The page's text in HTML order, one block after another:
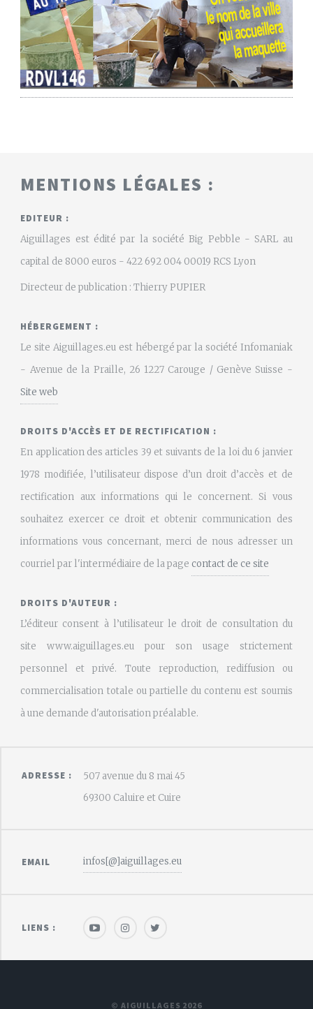
MENTIONS LÉGALES :
EDITEUR :
Aiguillages est édité par la société Big Pebble - SARL au
capital de 8000 euros - 422 692 004 00019 RCS Lyon
Directeur de publication : Thierry PUPIER
HÉBERGEMENT :
Le site Aiguillages.eu est hébergé par la société Infomaniak
- Avenue de la Praille, 26 1227 Carouge / Genève Suisse -
Site web
DROITS D'ACCÈS ET DE RECTIFICATION :
En application des articles 39 et suivants de la loi du 6 janvier
1978 modifiée, l’utilisateur dispose d’un droit d’accès et de
rectification aux informations qui le concernent. Si vous
souhaitez exercer ce droit et obtenir communication des
informations vous concernant, merci de nous adresser un
courriel par l'intermédiaire de la page contact de ce site
DROITS D'AUTEUR :
L’éditeur consent à l’utilisateur le droit de consultation du
site www.aiguillages.eu pour son usage strictement
personnel et privé. Toute reproduction, rediffusion ou
commercialisation totale ou partielle du contenu est soumis
à une demande d'autorisation préalable.
ADRESSE :
507 avenue du 8 mai 45
69300 Caluire et Cuire
EMAIL infos[@]aiguillages.eu
LIENS :
© AIGUILLAGES 2026